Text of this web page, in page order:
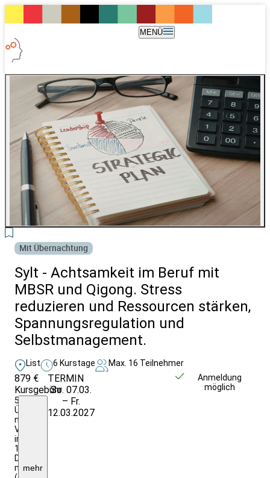
MENÜ
Mit Übernachtung
Sylt - Achtsamkeit im Beruf mit
MBSR und Qigong. Stress
reduzieren und Ressourcen stärken,
Spannungsregulation und
Selbstmanagement.
List 6 Kurstage Max. 16 Teilnehmer
879 €
Kursgebühr
5
Übernachtungen
mit
Vollpension
im
1/2
Doppelzimmer
mitmehr
TERMIN
So. 07.03.
– Fr.
12.03.2027
Anmeldung
möglich